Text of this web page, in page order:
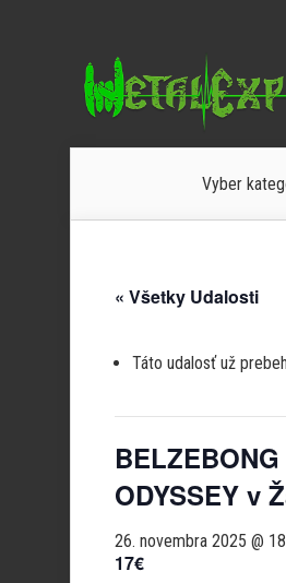
Vyber
« Všetky Udalosti
Táto udalosť už
ODYSSEY v
26. novembra 2025 @
17€